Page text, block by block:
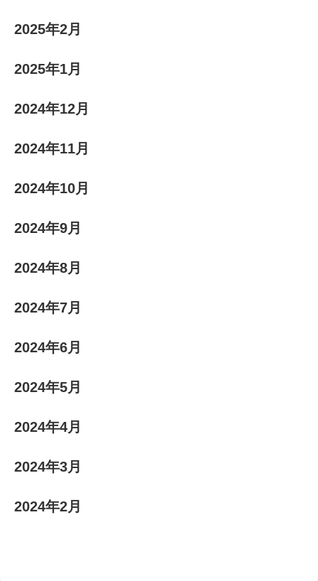
2025年2月
2025年1月
2024年12月
2024年11月
2024年10月
2024年9月
2024年8月
2024年7月
2024年6月
2024年5月
2024年4月
2024年3月
2024年2月